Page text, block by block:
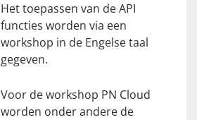
Het toepassen van de API
functies worden via een
workshop in de Engelse taal
gegeven.
Voor de workshop PN Cloud
worden onder andere de